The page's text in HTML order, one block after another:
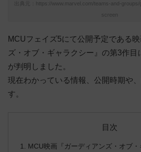
出典元：https://www.marvel.com/teams-and-
screen
MCUフェイズ5にて公開予定である
ズ・オブ・ギャラクシー』の第3作目
が判明しました。
現在わかっている情報、公開時期や
す。
目次
MCU映画『ガーディアンズ・オブ